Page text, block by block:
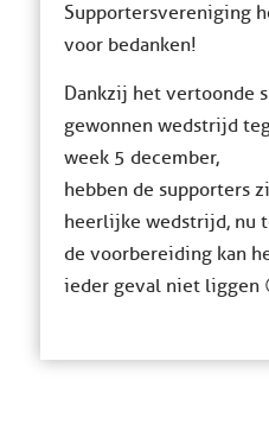
Supportersvereniging
voor bedanken!
Dankzij het vertoonde
gewonnen wedstrijd
week 5 december,
hebben de supporters
heerlijke wedstrijd, nu
de voorbereiding kan
ieder geval niet liggen